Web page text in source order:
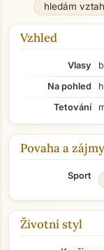
hledám
Vzhled
Vlasy
Na pohled
Tetování
Povaha a zájmy
Sport
Životní styl